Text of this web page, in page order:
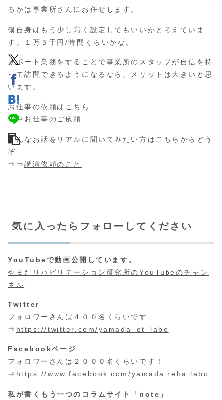
るかは事業所さんにお任せします。
僕自身はもう少し高く設定してもいいかと考えていま
す。１万５千円/時間くらいかな。
サポート業務をすることで事業所のスタッフが自信を持
って訪問できるようになるなら、メリットは大きいと思
います。
お仕事の依頼はこちら
⇒⇒ お仕事のご依頼
こんなお話をリアルに聞いてみたい方はこちらからどう
ぞ
⇒⇒講演依頼のこと
気に入ったらフォローしてください
YouTubeで動画公開しています。
やまだリハビリテーション研究所のYouTubeのチャン
ネル
Twitter
フォロワーさんは４００名くらいです
⇒ https://twitter.com/yamada_ot_labo
Facebookページ
フォロワーさんは２０００名くらいです！
⇒ https://www.facebook.com/yamada.reha.labo
私が書くもう一つのコラムサイト「note」